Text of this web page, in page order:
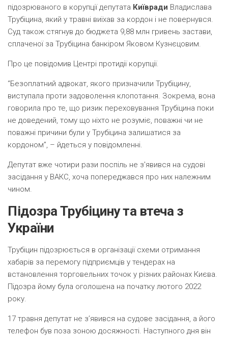
підозрюваного в корупції депутата Київради Владислава
Трубіцина, який у травні виїхав за кордон і не повернувся.
Суд також стягнув до бюджета 9,88 млн гривень застави,
сплаченої за Трубіцина банкіром Яковом Кузнєцовим.
Про це повідомив Центрі протидії корупції.
“Безоплатний адвокат, якого призначили Трубіцину,
виступала проти задоволення клопотання. Зокрема, вона
говорила про те, що ризик переховування Трубіцина поки
не доведений, тому що ніхто не розуміє, поважні чи не
поважні причини були у Трубіцина залишатися за
кордоном”, – йдеться у повідомленні.
Депутат вже чотири рази поспіль не з'явився на судові
засідання у ВАКС, хоча попереджався про них належним
чином.
Підозра Трубіцину та втеча з
України
Трубіцин підозрюється в організації схеми отримання
хабарів за перемогу підприємців у тендерах на
встановлення торговельних точок у різних районах Києва.
Підозра йому була оголошена на початку лютого 2022
року.
17 травня депутат не зʼявився на судове засідання, а його
телефон був поза зоною досяжності. Наступного дня він